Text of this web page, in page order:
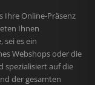
Ihre Online-Präsenz
Ihnen
sei es ein
Webshops oder die
spezialisiert auf die
der gesamten